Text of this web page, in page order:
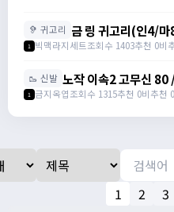
🦻 귀고리 금 링 귀고리(인4/
2500000 /
1 빅맥라지세트조회수 1403추천 0비
🥾 신발 노작 이속2 고무신 80
1 금지옥엽조회수 1315추천 0비추천 0
1 2 3